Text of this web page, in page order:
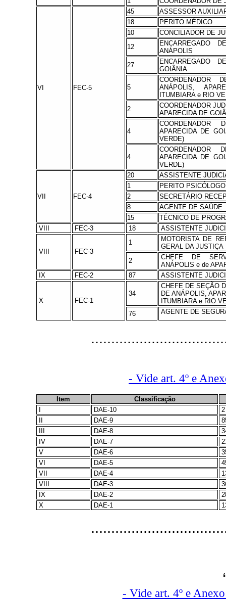
VI FEC-5
45
ASSESSOR
18
PERITO MÉDICO
10
CONCILIADOR DE
12
ENCARREGADO
ANÁPOLIS
27
ENCARREGADO
GOIÂNIA
5
COORDENADOR
ANÁPOLIS,
ITUMBIARA e RIO
2
COORDENADOR
APARECIDA DE
4
COORDENADOR
APARECIDA DE
VERDE)
4
COORDENADOR
APARECIDA DE
VERDE)
VII FEC-4
20
ASSISTENTE
1
PERITO PSICÓLOGO
2
SECRETÁRIO
8
AGENTE DE SAÚDE
15
TÉCNICO DE
VIII
FEC-3 18 ASSISTENTE
VIII FEC-3
1
MOTORISTA DE
GERAL DA JUSTIÇA
2
CHEFE DE
ANÁPOLIS e de
IX
FEC-2 87 ASSISTENTE
X FEC-1
34
CHEFE DE SEÇÃO
DE ANÁPOLIS,
ITUMBIARA e RIO
76
AGENTE DE
- Vide art. 4º e
Item
Classificação
DAE-10
2
DAE-9
DAE-8
IV
DAE-7
V
DAE-6
VI
DAE-5
VII
DAE-4
VIII
DAE-3
IX
DAE-2
X
DAE-1
- Vide art. 4º e